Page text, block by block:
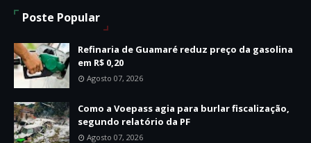
Poste Popular
Refinaria de Guamaré reduz preço da gasolina
em R$ 0,20
Agosto 07, 2026
Como a Voepass agia para burlar fiscalização,
segundo relatório da PF
Agosto 07, 2026